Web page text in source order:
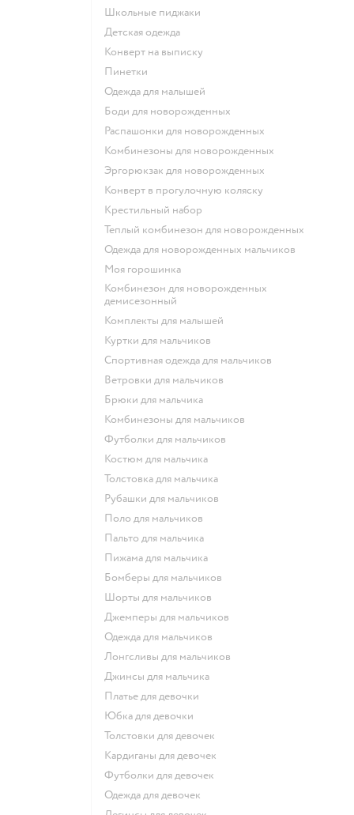
Школьные пиджаки
Детская одежда
Конверт на выписку
Пинетки
Одежда для малышей
Боди для новорожденных
Распашонки для новорожденных
Комбинезоны для новорожденных
Эргорюкзак для новорожденных
Конверт в прогулочную коляску
Крестильный набор
Теплый комбинезон для новорожденных
Одежда для новорожденных мальчиков
Моя горошинка
Комбинезон для новорожденных
демисезонный
Комплекты для малышей
Куртки для мальчиков
Спортивная одежда для мальчиков
Ветровки для мальчиков
Брюки для мальчика
Комбинезоны для мальчиков
Футболки для мальчиков
Костюм для мальчика
Толстовка для мальчика
Рубашки для мальчиков
Поло для мальчиков
Пальто для мальчика
Пижама для мальчика
Бомберы для мальчиков
Шорты для мальчиков
Джемперы для мальчиков
Одежда для мальчиков
Лонгсливы для мальчиков
Джинсы для мальчика
Платье для девочки
Юбка для девочки
Толстовки для девочек
Кардиганы для девочек
Футболки для девочек
Одежда для девочек